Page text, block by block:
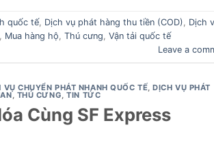
quốc tế, Dịch vụ phát hàng thu tiền (COD), Dịch
, Mua hàng hộ, Thú cưng, Vận tải quốc tế
Leave a
VỤ CHUYỂN PHÁT NHANH QUỐC TẾ,DỊCH VỤ PHÁT
, THÚ CƯNG,TIN TỨC
Cùng SF Express